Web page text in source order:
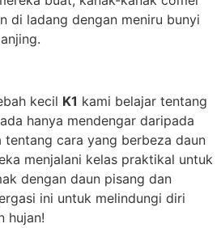
di ladang dengan meniru bunyi
kecil K1 kami belajar tentang
hanya mendengar daripada
tentang cara yang berbeza daun
menjalani kelas praktikal untuk
dengan daun pisang dan
ini untuk melindungi diri
hujan!